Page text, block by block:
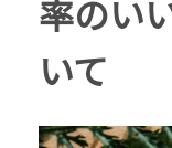
率のい
いて